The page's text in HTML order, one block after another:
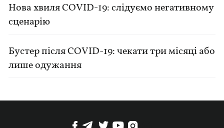
Нова хвиля COVID-19: слідуємо негативному
сценарію
Бустер після COVID-19: чекати три місяці або
лише одужання